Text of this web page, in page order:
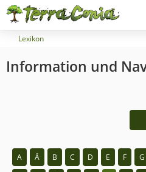
Lexikon
Information und
A Ä B C D E F G